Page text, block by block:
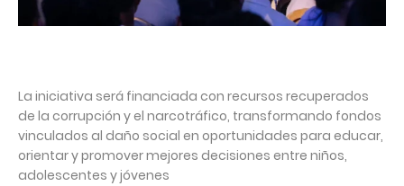
La iniciativa será financiada con recursos recuperados
de la corrupción y el narcotráfico, transformando fondos
vinculados al daño social en oportunidades para educar,
orientar y promover mejores decisiones entre niños,
adolescentes y jóvenes